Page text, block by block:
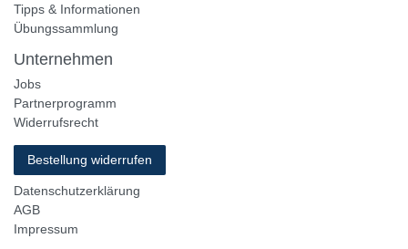
Tipps & Informationen
Übungssammlung
Unternehmen
Jobs
Partnerprogramm
Widerrufsrecht
Bestellung widerrufen
Datenschutzerklärung
AGB
Impressum